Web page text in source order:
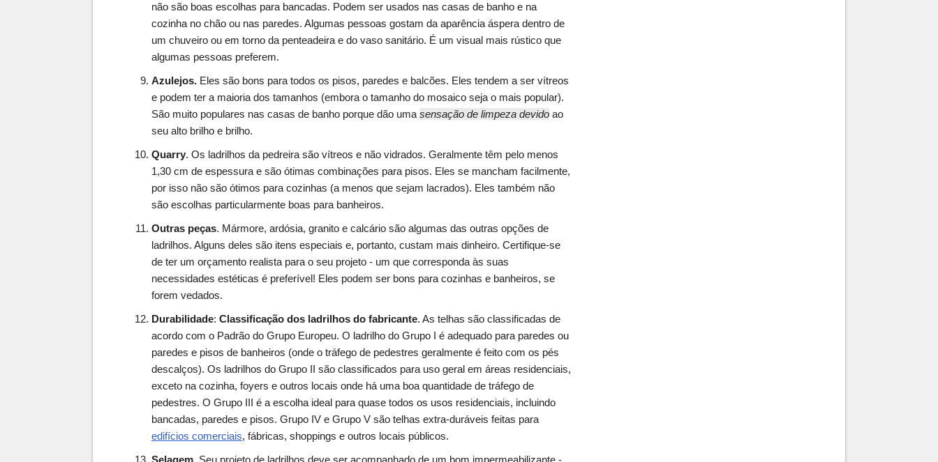
não são boas escolhas para bancadas. Podem ser usados nas casas de banho e na
cozinha no chão ou nas paredes. Algumas pessoas gostam da aparência áspera dentro de
um chuveiro ou em torno da penteadeira e do vaso sanitário. É um visual mais rústico que
algumas pessoas preferem.
Azulejos. Eles são bons para todos os pisos, paredes e balcões. Eles tendem a ser vítreos
e podem ter a maioria dos tamanhos (embora o tamanho do mosaico seja o mais popular).
São muito populares nas casas de banho porque dão umasensação de limpeza devido ao
seu alto brilho e brilho.
Quarry. Os ladrilhos da pedreira são vítreos e não vidrados. Geralmente têm pelo menos
1,30 cm de espessura e são ótimas combinações para pisos. Eles se mancham facilmente,
por isso não são ótimos para cozinhas (a menos que sejam lacrados). Eles também não
são escolhas particularmente boas para banheiros.
Outras peças. Mármore, ardósia, granito e calcário são algumas das outras opções de
ladrilhos. Alguns deles são itens especiais e, portanto, custam mais dinheiro. Certifique-se
de ter um orçamento realista para o seu projeto - um que corresponda às suas
necessidades estéticas é preferível! Eles podem ser bons para cozinhas e banheiros, se
forem vedados.
Durabilidade: Classificação dos ladrilhos do fabricante. As telhas são classificadas de
acordo com o Padrão do Grupo Europeu. O ladrilho do Grupo I é adequado para paredes ou
paredes e pisos de banheiros (onde o tráfego de pedestres geralmente é feito com os pés
descalços). Os ladrilhos do Grupo II são classificados para uso geral em áreas residenciais,
exceto na cozinha, foyers e outros locais onde há uma boa quantidade de tráfego de
pedestres. O Grupo III é a escolha ideal para quase todos os usos residenciais, incluindo
bancadas, paredes e pisos. Grupo IV e Grupo V são telhas extra-duráveis feitas para
edifícios comerciais, fábricas, shoppings e outros locais públicos.